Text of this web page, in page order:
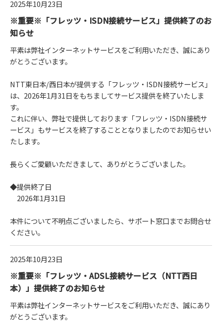
2025年10月23日
※重要※「フレッツ・ISDN接続サービス」提供終了のお
知らせ
平素は弊社インターネットサービスをご利用いただき、誠にあり
がとうございます。
NTT東日本/西日本が提供する「フレッツ・ISDN接続サービス」
は、2026年1月31日をもちましてサービス提供を終了いたしま
す。
これに伴い、弊社で提供しております「フレッツ・ISDN接続サ
ービス」もサービスを終了することとなりましたのでお知らせい
たします。
長らくご愛顧いただきまして、ありがとうございました。
◆提供終了日
2026年1月31日
本件について不明点ございましたら、サポート窓口までお問合せ
ください。
2025年10月23日
※重要※「フレッツ・ADSL接続サービス（NTT西日
本）」提供終了のお知らせ
平素は弊社インターネットサービスをご利用いただき、誠にあり
がとうございます。